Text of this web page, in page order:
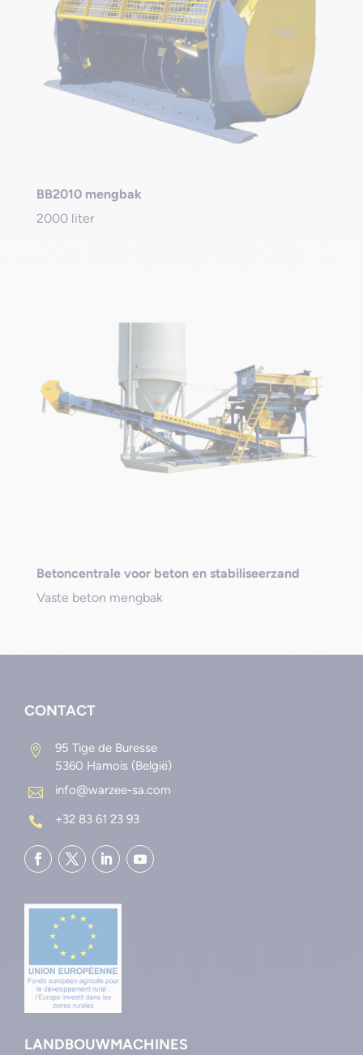
BB2010 mengbak
2000 liter
Betoncentrale voor beton en stabiliseerzand
Vaste beton mengbak
CONTACT

95 Tige de Buresse
5360 Hamois (België)

info@warzee-sa.com
 +32 83 61 23 93
LANDBOUWMACHINES